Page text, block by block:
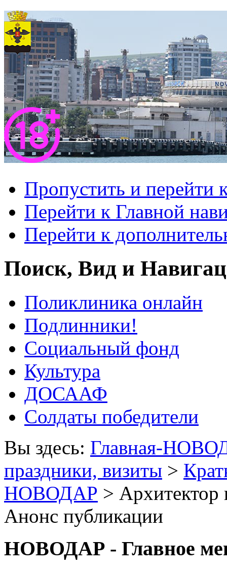
Пропустить и перейти
Перейти к Главной
Перейти к
Поиск, Вид и
Поликлиника онлайн
Подлинники!
Социальный фонд
Культура
ДОСААФ
Солдаты победители
Вы здесь: Главная-
праздники, визиты >
НОВОДАР > Архитектор
Анонс публикации
НОВОДАР - Главное